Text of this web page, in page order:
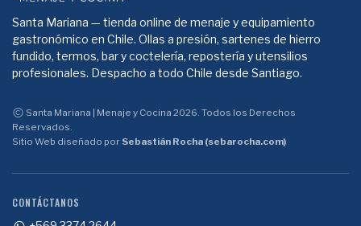
Santa Mariana — tienda online de menaje y equipamiento
gastronómico en Chile. Ollas a presión, sartenes de hierro
fundido, termos, bar y coctelería, repostería y utensilios
profesionales. Despacho a todo Chile desde Santiago.
Santa Mariana | Menaje y Cocina 2026. Todos los Derechos
Reservados.
Sitio Web diseñado por Sebastián Rocha (sebarocha.com)
CONTÁCTANOS